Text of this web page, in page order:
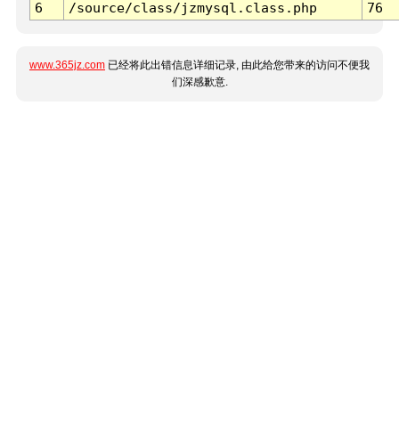
6
/source/class/jzmysql.class.php 76
www.365jz.com 已经将此出错信息详细记录, 由此给您带来的访问不便我
们深感歉意.